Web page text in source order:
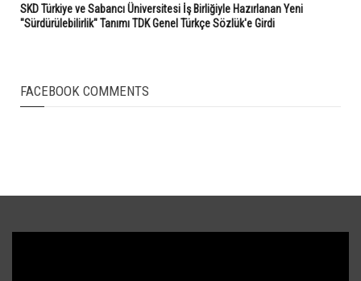
SKD Türkiye ve Sabancı Üniversitesi İş Birliğiyle Hazırlanan Yeni
"Sürdürülebilirlik" Tanımı TDK Genel Türkçe Sözlük'e Girdi
FACEBOOK COMMENTS